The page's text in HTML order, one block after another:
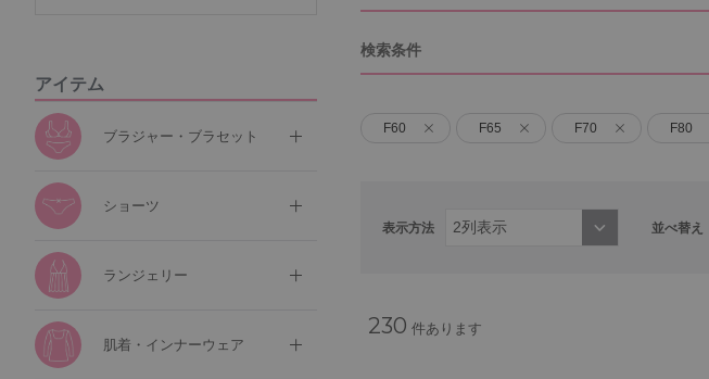
アイテム
ブラジャー・ブラセット
ショーツ
ランジェリー
肌着・インナーウェア
検索条件
F60 F65 F70 F80
表示方法 並べ替え
230 件あります